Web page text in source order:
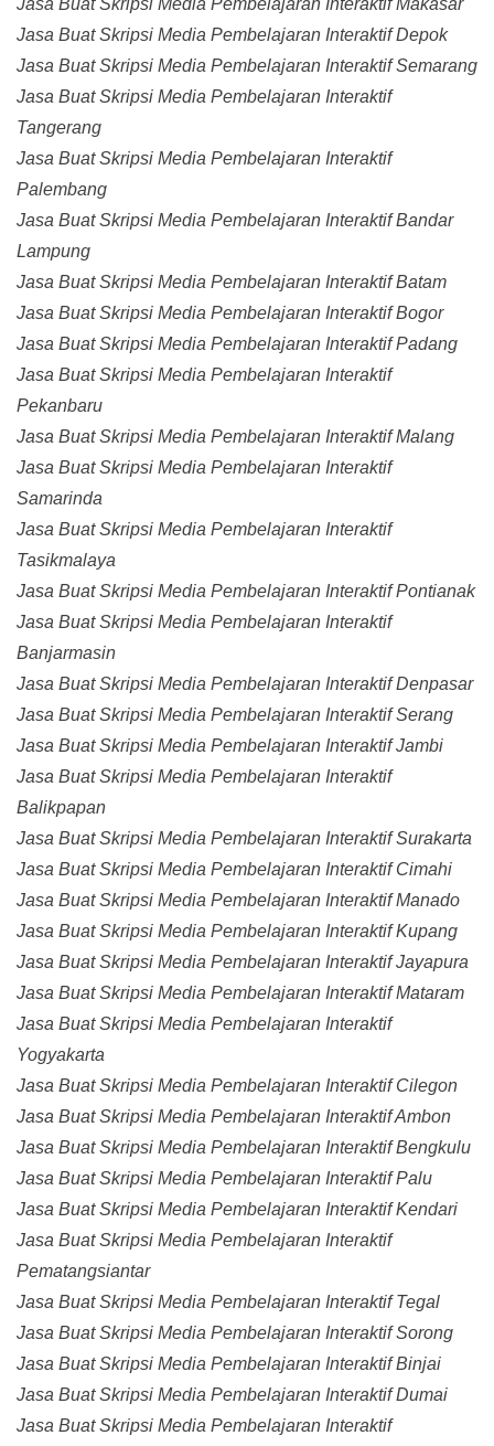
Jasa Buat Skripsi Media Pembelajaran Interaktif Makasar
Jasa Buat Skripsi Media Pembelajaran Interaktif Depok
Jasa Buat Skripsi Media Pembelajaran Interaktif Semarang
Jasa Buat Skripsi Media Pembelajaran Interaktif
Tangerang
Jasa Buat Skripsi Media Pembelajaran Interaktif
Palembang
Jasa Buat Skripsi Media Pembelajaran Interaktif Bandar
Lampung
Jasa Buat Skripsi Media Pembelajaran Interaktif Batam
Jasa Buat Skripsi Media Pembelajaran Interaktif Bogor
Jasa Buat Skripsi Media Pembelajaran Interaktif Padang
Jasa Buat Skripsi Media Pembelajaran Interaktif
Pekanbaru
Jasa Buat Skripsi Media Pembelajaran Interaktif Malang
Jasa Buat Skripsi Media Pembelajaran Interaktif
Samarinda
Jasa Buat Skripsi Media Pembelajaran Interaktif
Tasikmalaya
Jasa Buat Skripsi Media Pembelajaran Interaktif Pontianak
Jasa Buat Skripsi Media Pembelajaran Interaktif
Banjarmasin
Jasa Buat Skripsi Media Pembelajaran Interaktif Denpasar
Jasa Buat Skripsi Media Pembelajaran Interaktif Serang
Jasa Buat Skripsi Media Pembelajaran Interaktif Jambi
Jasa Buat Skripsi Media Pembelajaran Interaktif
Balikpapan
Jasa Buat Skripsi Media Pembelajaran Interaktif Surakarta
Jasa Buat Skripsi Media Pembelajaran Interaktif Cimahi
Jasa Buat Skripsi Media Pembelajaran Interaktif Manado
Jasa Buat Skripsi Media Pembelajaran Interaktif Kupang
Jasa Buat Skripsi Media Pembelajaran Interaktif Jayapura
Jasa Buat Skripsi Media Pembelajaran Interaktif Mataram
Jasa Buat Skripsi Media Pembelajaran Interaktif
Yogyakarta
Jasa Buat Skripsi Media Pembelajaran Interaktif Cilegon
Jasa Buat Skripsi Media Pembelajaran Interaktif Ambon
Jasa Buat Skripsi Media Pembelajaran Interaktif Bengkulu
Jasa Buat Skripsi Media Pembelajaran Interaktif Palu
Jasa Buat Skripsi Media Pembelajaran Interaktif Kendari
Jasa Buat Skripsi Media Pembelajaran Interaktif
Pematangsiantar
Jasa Buat Skripsi Media Pembelajaran Interaktif Tegal
Jasa Buat Skripsi Media Pembelajaran Interaktif Sorong
Jasa Buat Skripsi Media Pembelajaran Interaktif Binjai
Jasa Buat Skripsi Media Pembelajaran Interaktif Dumai
Jasa Buat Skripsi Media Pembelajaran Interaktif